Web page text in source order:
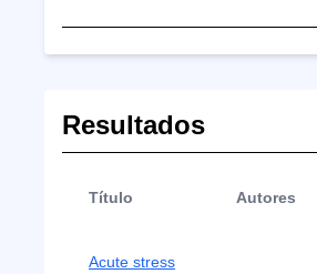
Resultados
Título Autores
Acute stress